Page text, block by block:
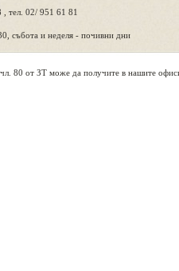
тел. 02/ 951 61 81
събота и неделя - почивни дни
80 от ЗТ може да получите в нашите